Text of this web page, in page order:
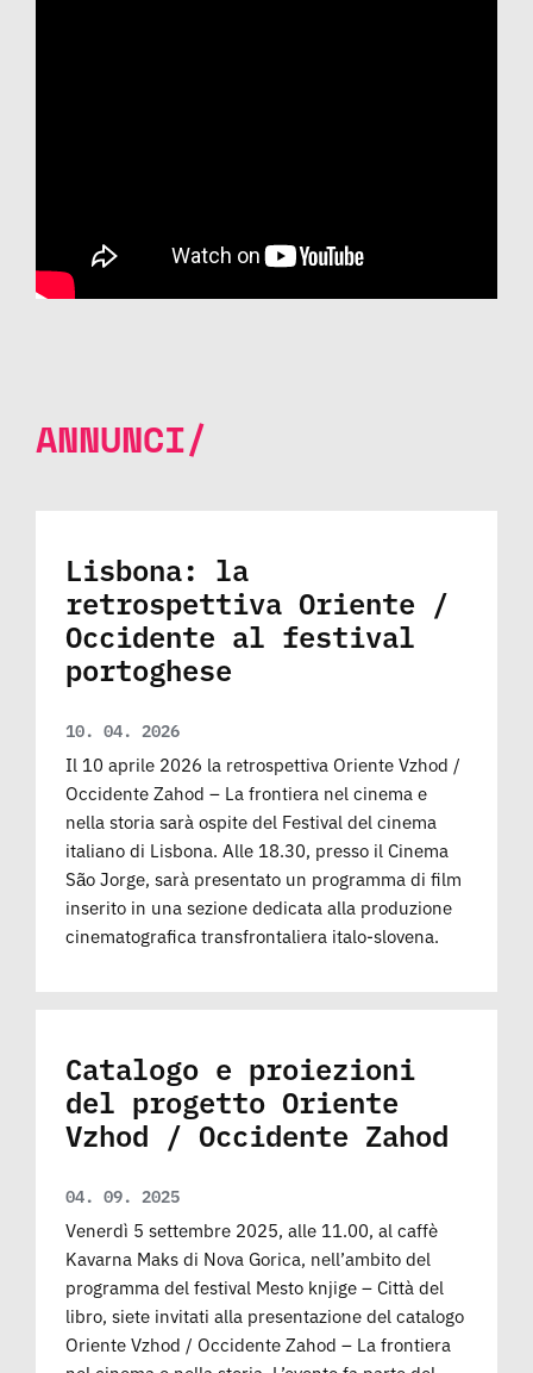
ANNUNCI/
Lisbona: la
retrospettiva Oriente /
Occidente al festival
portoghese
10. 04. 2026
Il 10 aprile 2026 la retrospettiva Oriente Vzhod /
Occidente Zahod – La frontiera nel cinema e
nella storia sarà ospite del Festival del cinema
italiano di Lisbona. Alle 18.30, presso il Cinema
São Jorge, sarà presentato un programma di film
inserito in una sezione dedicata alla produzione
cinematografica transfrontaliera italo-slovena.
Catalogo e proiezioni
del progetto Oriente
Vzhod / Occidente Zahod
04. 09. 2025
Venerdì 5 settembre 2025, alle 11.00, al caffè
Kavarna Maks di Nova Gorica, nell’ambito del
programma del festival Mesto knjige – Città del
libro, siete invitati alla presentazione del catalogo
Oriente Vzhod / Occidente Zahod – La frontiera